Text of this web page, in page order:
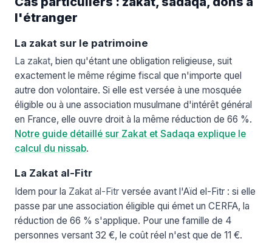
l'étranger
La zakat sur le patrimoine
La zakat, bien qu'étant une obligation religieuse, suit
exactement le même régime fiscal que n'importe quel
autre don volontaire. Si elle est versée à une mosquée
éligible ou à une association musulmane d'intérêt général
en France, elle ouvre droit à la même réduction de 66 %.
Notre guide détaillé sur Zakat et Sadaqa explique le
calcul du nissab.
La Zakat al-Fitr
Idem pour la Zakat al-Fitr versée avant l'Aïd el-Fitr : si elle
passe par une association éligible qui émet un CERFA, la
réduction de 66 % s'applique. Pour une famille de 4
personnes versant 32 €, le coût réel n'est que de 11 €.